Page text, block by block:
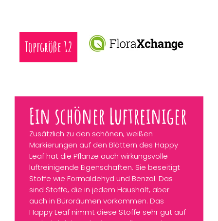
Topfgröße 12
Ein schöner Luftreiniger
Zusätzlich zu den schönen, weißen
Markierungen auf den Blättern des Happy
Leaf hat die Pflanze auch wirkungsvolle
luftreinigende Eigenschaften. Sie beseitigt
Stoffe wie Formaldehyd und Benzol. Das
sind Stoffe, die in jedem Haushalt, aber
auch in Büroräumen vorkommen. Das
Happy Leaf nimmt diese Stoffe sehr gut auf